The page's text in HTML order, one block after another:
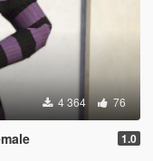
4 364 76
1.0